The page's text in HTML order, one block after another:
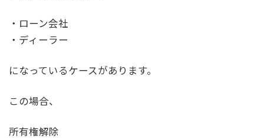
・ローン会社
・ディーラー
になっているケースがあります。
この場合、
所有権解除